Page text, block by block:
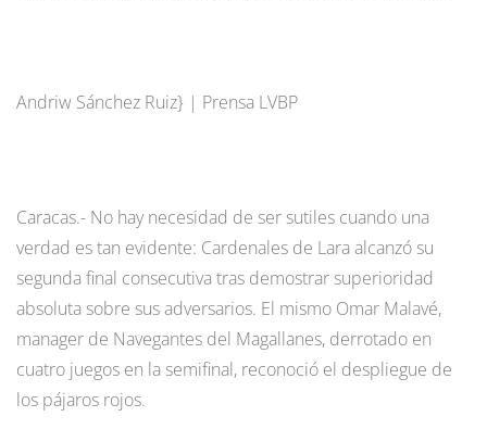
Andriw Sánchez Ruiz} | Prensa LVBP
Caracas.- No hay necesidad de ser sutiles cuando una
verdad es tan evidente: Cardenales de Lara alcanzó su
segunda final consecutiva tras demostrar superioridad
absoluta sobre sus adversarios. El mismo Omar Malavé,
manager de Navegantes del Magallanes, derrotado en
cuatro juegos en la semifinal, reconoció el despliegue de
los pájaros rojos.